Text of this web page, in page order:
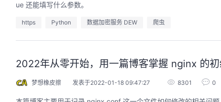
ue 还能填写什么参数。
https Python 数据加密服务 DEW 爬虫
2022年从零开始，用一篇博客掌握 nginx 的
梦想橡皮擦 发表于2022-01-18 09:47:27 8301 0
从代码提交到服务上线的“极速”之旅。